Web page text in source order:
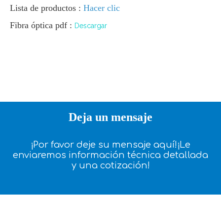
Lista de productos : Hacer clic
Fibra óptica pdf : Descargar
Deja un mensaje
¡Por favor deje su mensaje aquí!¡Le
enviaremos información técnica detallada
y una cotización!